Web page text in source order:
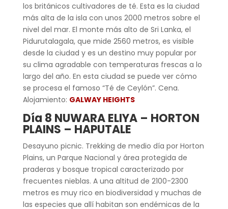
los británicos cultivadores de té. Esta es la ciudad
más alta de la isla con unos 2000 metros sobre el
nivel del mar. El monte más alto de Sri Lanka, el
Pidurutalagala, que mide 2560 metros, es visible
desde la ciudad y es un destino muy popular por
su clima agradable con temperaturas frescas a lo
largo del año. En esta ciudad se puede ver cómo
se procesa el famoso “Té de Ceylón”. Cena.
Alojamiento: GALWAY HEIGHTS
Día 8 NUWARA ELIYA – HORTON
PLAINS – HAPUTALE
Desayuno picnic. Trekking de medio día por Horton
Plains, un Parque Nacional y área protegida de
praderas y bosque tropical caracterizado por
frecuentes nieblas. A una altitud de 2100-2300
metros es muy rico en biodiversidad y muchas de
las especies que allí habitan son endémicas de la